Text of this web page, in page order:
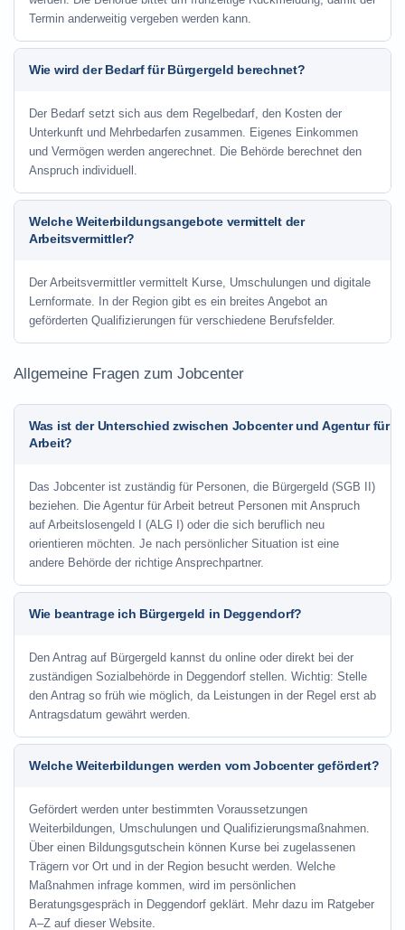
Termin anderweitig vergeben werden kann.
Wie wird der Bedarf für Bürgergeld berechnet?
Der Bedarf setzt sich aus dem Regelbedarf, den Kosten der
Unterkunft und Mehrbedarfen zusammen. Eigenes Einkommen
und Vermögen werden angerechnet. Die Behörde berechnet den
Anspruch individuell.
Welche Weiterbildungsangebote vermittelt der
Arbeitsvermittler?
Der Arbeitsvermittler vermittelt Kurse, Umschulungen und digitale
Lernformate. In der Region gibt es ein breites Angebot an
geförderten Qualifizierungen für verschiedene Berufsfelder.
Allgemeine Fragen zum Jobcenter
Was ist der Unterschied zwischen Jobcenter und Agentur für
Arbeit?
Das Jobcenter ist zuständig für Personen, die Bürgergeld (SGB II)
beziehen. Die Agentur für Arbeit betreut Personen mit Anspruch
auf Arbeitslosengeld I (ALG I) oder die sich beruflich neu
orientieren möchten. Je nach persönlicher Situation ist eine
andere Behörde der richtige Ansprechpartner.
Wie beantrage ich Bürgergeld in Deggendorf?
Den Antrag auf Bürgergeld kannst du online oder direkt bei der
zuständigen Sozialbehörde in Deggendorf stellen. Wichtig: Stelle
den Antrag so früh wie möglich, da Leistungen in der Regel erst ab
Antragsdatum gewährt werden.
Welche Weiterbildungen werden vom Jobcenter gefördert?
Gefördert werden unter bestimmten Voraussetzungen
Weiterbildungen, Umschulungen und Qualifizierungsmaßnahmen.
Über einen Bildungsgutschein können Kurse bei zugelassenen
Trägern vor Ort und in der Region besucht werden. Welche
Maßnahmen infrage kommen, wird im persönlichen
Beratungsgespräch in Deggendorf geklärt. Mehr dazu im Ratgeber
A–Z auf dieser Website.